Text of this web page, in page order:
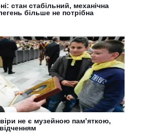
стан стабільний, механічна
більше не потрібна
не є музейною пам’яткою,